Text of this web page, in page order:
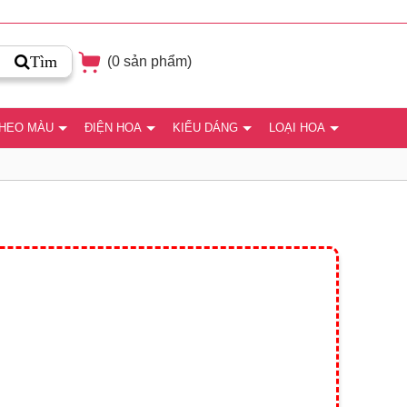
Tìm (0 sản phẩm)
MÀU ĐIỆN HOA KIỂU DÁNG LOẠI HOA